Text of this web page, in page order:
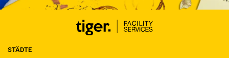
STÄDTE